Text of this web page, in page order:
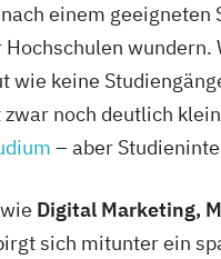
einem
wie keine
noch deutlich
– aber
Digital Marketing,
sich mitunter ein